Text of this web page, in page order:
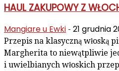
HAUL ZAKUPOWY Z
Mangiare u Ewki - 21 grudnia
Przepis na klasyczną włoską
Margherita to niewątpliwie
i uwielbianych włoskich